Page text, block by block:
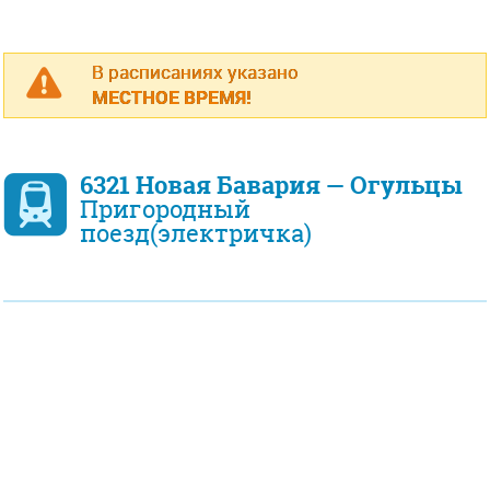
В расписаниях указано
МЕСТНОЕ ВРЕМЯ!
6321 Новая Бавария — Огульцы
Пригородный
поезд(электричка)